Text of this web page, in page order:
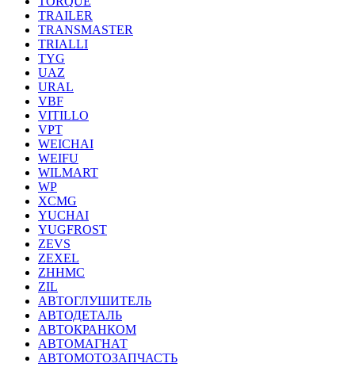
TRAILER
TRANSMASTER
TRIALLI
TYG
UAZ
URAL
VBF
VITILLO
VPT
WEICHAI
WEIFU
WILMART
WP
XCMG
YUCHAI
YUGFROST
ZEVS
ZEXEL
ZHHMC
ZIL
АВТОГЛУШИТЕЛЬ
АВТОДЕТАЛЬ
АВТОКРАНКОМ
АВТОМАГНАТ
АВТОМОТОЗАПЧАСТЬ